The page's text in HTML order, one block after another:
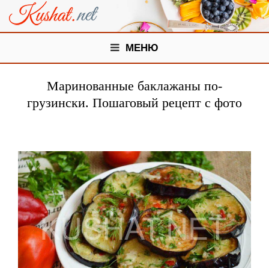
МЕНЮ
Маринованные баклажаны по-
грузински. Пошаговый рецепт с фото